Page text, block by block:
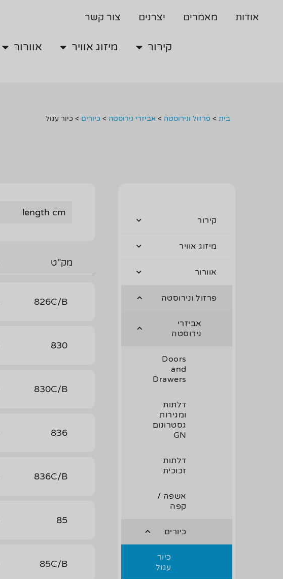
אודות מאמרים יצרנים צור קשר
קירור מיזוג אוויר אוורור
קירור מיזוג אוויר
בית > פרזול ונירוסטה >אביזרי נירוסטה >כיורים > כיור עגול
קירור
מיזוג אוויר
אוורור
פרזול ונירוסטה
אביזרי
נירוסטה
Doors
and
Drawers
דלתות
ומגירות
גסטרונום
GN
דלתות
זכוכית
אשפה /
קפה
כיורים
כיור
עגול
length cm
מק"ט
826C/B
830
830C/B
836
836C/B
85
85C/B